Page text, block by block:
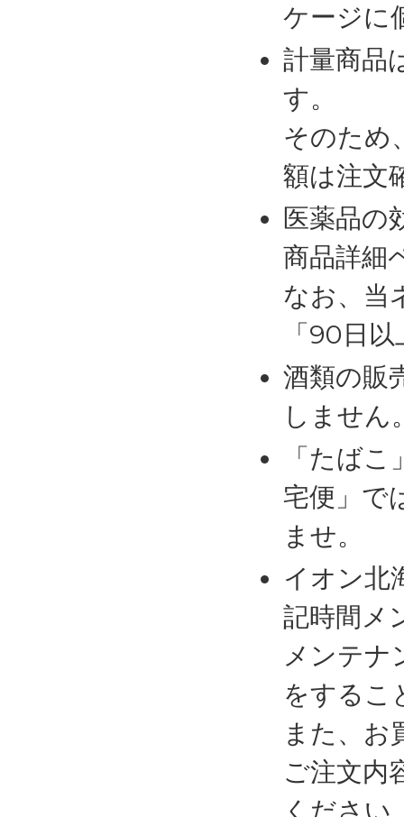
ケージに
計量商品
す。
そのため
額は注文
医薬品の
商品詳細
なお、当
「90日
酒類の販
しません
「たば
宅便」で
ませ。
イオン北
記時間メ
メンテナ
をするこ
また、お
ご注文内
ください